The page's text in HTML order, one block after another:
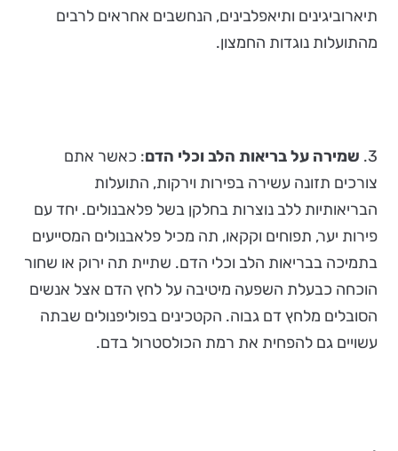
תיארוביגינים ותיאפלבינים, הנחשבים אחראים לרבים
מהתועלות נוגדות החמצון.
3. שמירה על בריאות הלב וכלי הדם: כאשר אתם
צורכים תזונה עשירה בפירות וירקות, התועלות
הבריאותיות ללב נוצרות בחלקן בשל פלאבנולים. יחד עם
פירות יער, תפוחים וקקאו, תה מכיל פלאבנולים המסייעים
בתמיכה בבריאות הלב וכלי הדם. שתיית תה ירוק או שחור
הוכחה כבעלת השפעה מיטיבה על לחץ הדם אצל אנשים
הסובלים מלחץ דם גבוה. הקטכינים בפוליפנולים שבתה
עשויים גם להפחית את רמת הכולסטרול בדם.